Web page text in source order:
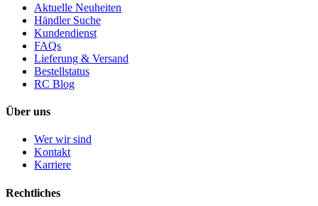
Aktuelle Neuheiten
Händler Suche
Kundendienst
FAQs
Lieferung & Versand
Bestellstatus
RC Blog
Über uns
Wer wir sind
Kontakt
Karriere
Rechtliches